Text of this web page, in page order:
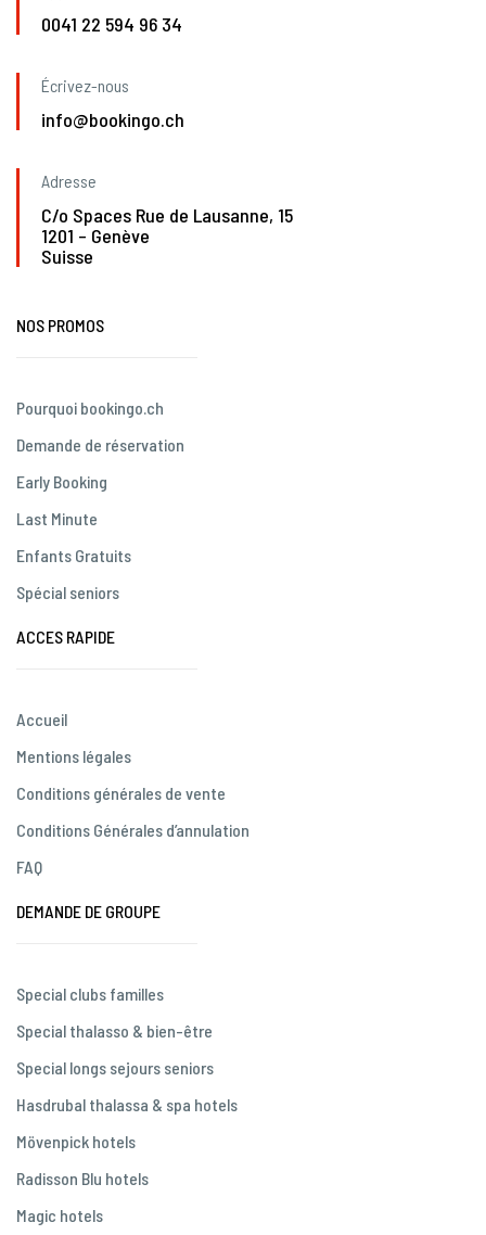
0041 22 594 96 34
Écrivez-nous
info@bookingo.ch
Adresse
C/o Spaces Rue de Lausanne, 15
1201 – Genève
Suisse
NOS PROMOS
Pourquoi bookingo.ch
Demande de réservation
Early Booking
Last Minute
Enfants Gratuits
Spécial seniors
ACCES RAPIDE
Accueil
Mentions légales
Conditions générales de vente
Conditions Générales d’annulation
FAQ
DEMANDE DE GROUPE
Special clubs familles
Special thalasso & bien-être
Special longs sejours seniors
Hasdrubal thalassa & spa hotels
Mövenpick hotels
Radisson Blu hotels
Magic hotels